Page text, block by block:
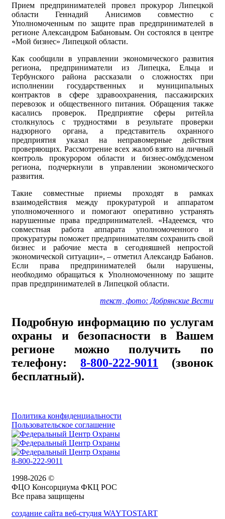
Прием предпринимателей провел прокурор Липецкой
области Геннадий Анисимов совместно с
Уполномоченным по защите прав предпринимателей в
регионе Александром Бабановым. Он состоялся в центре
«Мой бизнес» Липецкой области.
Как сообщили в управлении экономического развития
региона, предприниматели из Липецка, Ельца и
Тербунского района рассказали о сложностях при
исполнении государственных и муниципальных
контрактов в сфере здравоохранения, пассажирских
перевозок и общественного питания. Обращения также
касались проверок. Предприятие сферы ритейла
столкнулось с трудностями в результате проверки
надзорного органа, а представитель охранного
предприятия указал на неправомерные действия
проверяющих. Рассмотрение всех жалоб взято на личный
контроль прокурором области и бизнес-омбудсменом
региона, подчеркнули в управлении экономического
развития.
Такие совместные приемы проходят в рамках
взаимодействия между прокуратурой и аппаратом
уполномоченного и помогают оперативно устранять
нарушенные права предпринимателей. «Надеемся, что
совместная работа аппарата уполномоченного и
прокуратуры поможет предпринимателям сохранить свой
бизнес и рабочие места в сегодняшней непростой
экономической ситуации», – отметил Александр Бабанов.
Если права предпринимателей были нарушены,
необходимо обращаться к Уполномоченному по защите
прав предпринимателей в Липецкой области.
текст, фото: Добрянские Вести
Подробную информацию по услугам
охраны и безопасности в Вашем
регионе можно получить по
телефону: 8-800-222-9011 (звонок
бесплатный).
Политика конфиденциальности
Пользовательское соглашение
8-800-222-9011
1998-2026 ©
ФЦО Консорциума ФКЦ РОС
Все права защищены
создание сайта веб-студия WAYTOSTART